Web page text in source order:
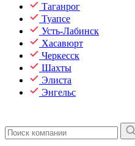
Таганрог
Туапсе
Усть-Лабинск
Хасавюрт
Черкесск
Шахты
Элиста
Энгельс